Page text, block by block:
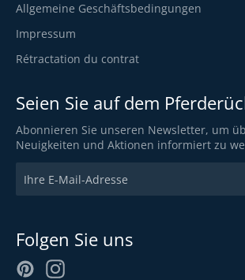
Allgemeine Geschäftsbedingungen
Impressum
Rétractation du contrat
Seien Sie auf dem
Abonnieren Sie unseren Newsletter, um
Neuigkeiten und Aktionen informiert zu
Folgen Sie uns
Pinterest